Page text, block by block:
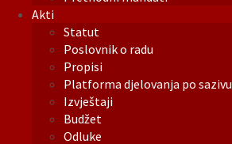
Akti
Statut
Poslovnik o radu
Propisi
Platforma djelovanja po sazivu
Izvještaji
Budžet
Odluke